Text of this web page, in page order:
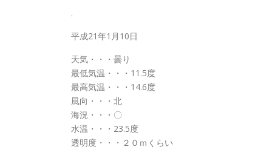
.
平成21年1月10日
天気・・・曇り
最低気温・・・11.5度
最高気温・・・14.6度
風向・・・北
海況・・・〇
水温・・・23.5度
透明度・・・２０ｍくらい